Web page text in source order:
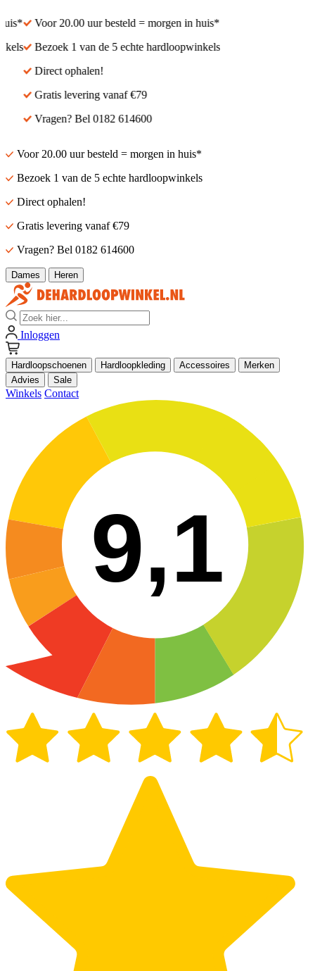
Voor 20.00 uur besteld = morgen in huis*
Bezoek 1 van de 5 echte hardloopwinkels
Direct ophalen!
Gratis levering vanaf €79
Vragen? Bel 0182 614600
Voor 20.00 uur besteld = morgen in huis*
Bezoek 1 van de 5 echte hardloopwinkels
Direct ophalen!
Gratis levering vanaf €79
Vragen? Bel 0182 614600
Dames Heren
Zoek
Inloggen
Hardloopschoenen Hardloopkleding Accessoires
Merken
Advies
Sale
Winkels Contact
9,1